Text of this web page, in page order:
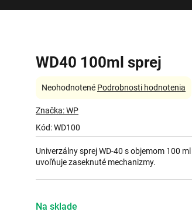
WD40 100ml sprej
Kód:WD100
Na sklade
Univerzálny sprej WD-40 s objemom 100 ml
uvoľňuje zaseknuté mechanizmy.
Priemerné
produktu
0,0
5
hviezdičiek.
Neohodnotené Podrobnosti hodnotenia
Značka:WP